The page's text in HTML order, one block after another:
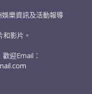
樂資訊及活動報導
影片。
迎Email：